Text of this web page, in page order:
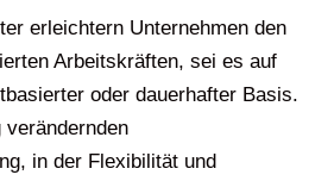
erleichtern Unternehmen den
Arbeitskräften, sei es auf
oder dauerhafter Basis.
in der Flexibilität und